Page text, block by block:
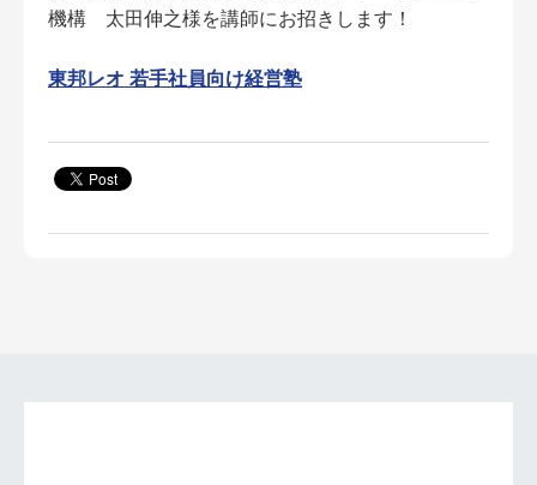
機構 太田伸之様を講師にお招きします！
東邦レオ 若手社員向け経営塾